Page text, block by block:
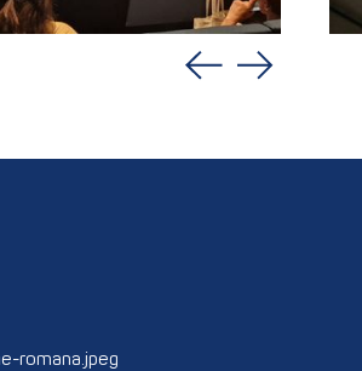
romana.jpeg